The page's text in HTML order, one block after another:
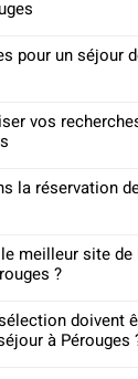
pour un séjour
vos
la réservation
meilleur site
?
doivent
à Pérouges